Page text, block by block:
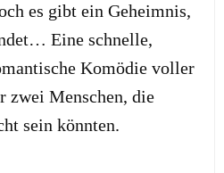
es gibt ein Geheimnis,
Eine schnelle,
Komödie voller
zwei Menschen, die
sein könnten.